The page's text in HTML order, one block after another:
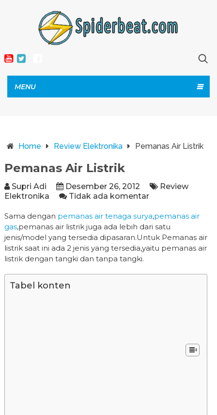
MENU
Home Review Elektronika Pemanas Air Listrik
Pemanas Air Listrik
Supri Adi Desember 26, 2012
Review
Elektronika
Tidak ada komentar
Sama dengan pemanas air tenaga surya,pemanas air
gas,pemanas air listrik juga ada lebih dari satu
jenis/model yang tersedia dipasaran.Untuk Pemanas air
listrik saat ini ada 2 jenis yang tersedia,yaitu pemanas air
listrik dengan tangki dan tanpa tangki.
Tabel konten